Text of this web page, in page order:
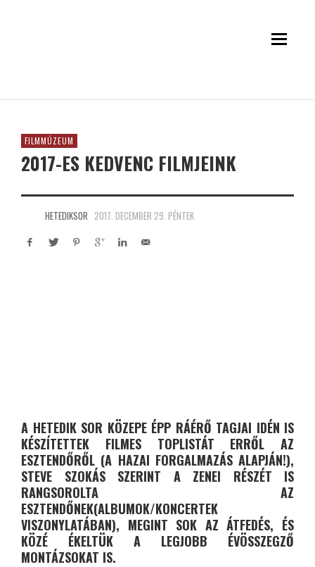
FILMMÚZEUM
2017-ES KEDVENC FILMJEINK
HETEDIKSOR 2017. DECEMBER 29. PÉNTEK
A HETEDIK SOR KÖZEPE ÉPP RÁÉRŐ TAGJAI IDÉN IS
KÉSZÍTETTEK FILMES TOPLISTÁT ERRŐL AZ
ESZTENDŐRŐL (A HAZAI FORGALMAZÁS ALAPJÁN!),
STEVE SZOKÁS SZERINT A ZENEI RÉSZÉT IS
RANGSOROLTA AZ
ESZTENDŐNEK(ALBUMOK/KONCERTEK
VISZONYLATÁBAN), MEGINT SOK AZ ÁTFEDÉS, ÉS
KÖZÉ ÉKELTÜK A LEGJOBB ÉVÖSSZEGZŐ
MONTÁZSOKAT IS.